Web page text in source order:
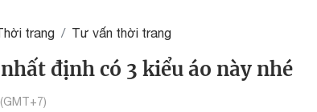
trang Tư vấn thời trang
định có 3 kiểu áo này nhé